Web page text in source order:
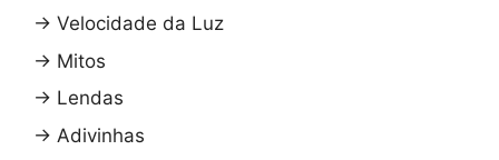
→ Velocidade da Luz
→ Mitos
→ Lendas
→ Adivinhas